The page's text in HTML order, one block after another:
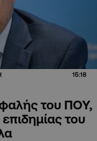
15:18
του ΠΟΥ,
του